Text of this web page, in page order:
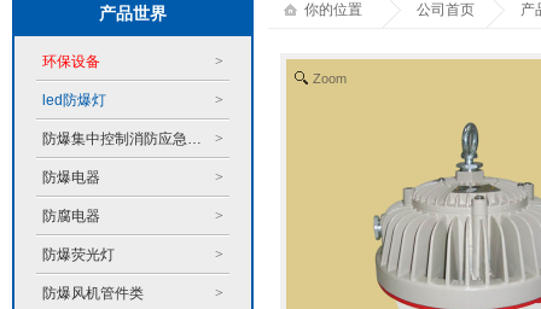
产品世界
环保设备 >
led防爆灯 >
防爆集中控制消防应急系统 >
防爆电器 >
防腐电器 >
防爆荧光灯 >
防爆风机管件类 >
你的位置 公司首页 产
Zoom